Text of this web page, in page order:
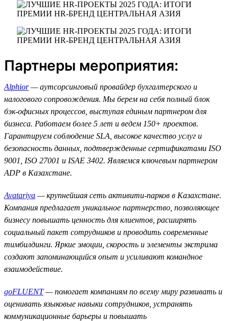
Партнеры мероприятия:
Alphior— аутсорсинговый провайдер бухгалтерского и
налогового сопровождения. Мы берем на себя полный блок
бэк-офисных процессов, выступая единым партнером для
бизнеса. Работаем более 5 лет и ведем 150+ проектов.
Гарантируем соблюдение SLA, высокое качество услуг и
безопасность данных, подтвержденные сертификатами ISO
9001, ISO 27001 и ISAE 3402. Являемся ключевым партнером
ADP в Казахстане.
Avatariya — крупнейшая сеть активити-парков в Казахстане.
Компания предлагает уникальное партнерство, позволяющее
бизнесу повышать ценность для клиентов, расширять
социальный пакет сотрудников и проводить современные
тимбилдинги. Яркие эмоции, скорость и элементы экстрима
создают запоминающийся опыт и усиливают командное
взаимодействие.
goFLUENT— помогает компаниям по всему миру развивать и
оценивать языковые навыки сотрудников, устранять
коммуникационные барьеры и повышать